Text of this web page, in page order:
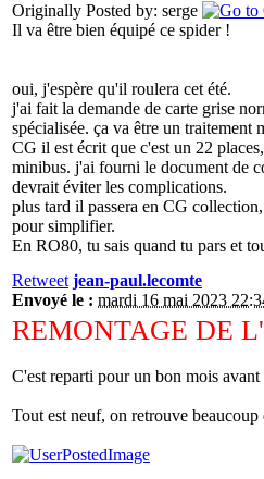
Originally Posted by: serge
Il va être bien équipé ce spider !
oui, j'espère qu'il roulera cet été.
j'ai fait la demande de carte grise
spécialisée. ça va être un traitement
CG il est écrit que c'est un 22
minibus. j'ai fourni le document de
devrait éviter les complications.
plus tard il passera en CG
pour simplifier.
En RO80, tu sais quand tu pars et
Retweet jean-paul.lecomte
Envoyé le : mardi 16 mai 2023
REMONTAGE DE
C'est reparti pour un bon mois avant
Tout est neuf, on retrouve beaucoup